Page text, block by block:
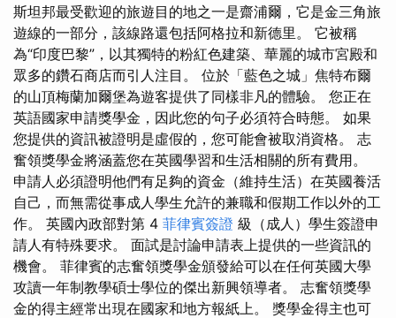
斯坦邦最受歡迎的旅遊目的地之一是齋浦爾，它是金三角旅
遊線的一部分，該線路還包括阿格拉和新德里。 它被稱
為“印度巴黎”，以其獨特的粉紅色建築、華麗的城市宮殿和
眾多的鑽石商店而引人注目。 位於「藍色之城」焦特布爾
的山頂梅蘭加爾堡為遊客提供了同樣非凡的體驗。 您正在
英語國家申請獎學金，因此您的句子必須符合時態。 如果
您提供的資訊被證明是虛假的，您可能會被取消資格。 志
奮領獎學金將涵蓋您在英國學習和生活相關的所有費用。
申請人必須證明他們有足夠的資金（維持生活）在英國養活
自己，而無需從事成人學生允許的兼職和假期工作以外的工
作。 英國內政部對第 4 菲律賓簽證 級（成人）學生簽證申
請人有特殊要求。 面試是討論申請表上提供的一些資訊的
機會。 菲律賓的志奮領獎學金頒發給可以在任何英國大學
攻讀一年制教學碩士學位的傑出新興領導者。 志奮領獎學
金的得主經常出現在國家和地方報紙上。 獎學金得主也可